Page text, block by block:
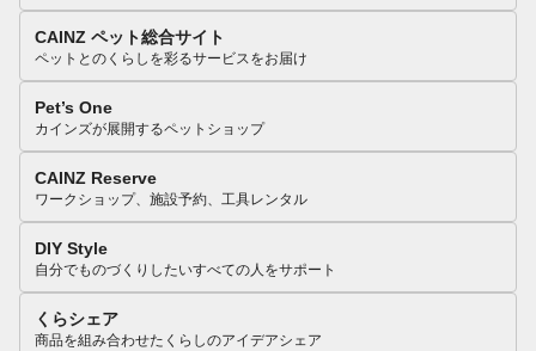
CAINZ ペット総合サイト
ペットとのくらしを彩るサービスをお届け
Pet’s One
カインズが展開するペットショップ
CAINZ Reserve
ワークショップ、施設予約、工具レンタル
DIY Style
自分でものづくりしたいすべての人をサポート
くらシェア
商品を組み合わせたくらしのアイデアシェア